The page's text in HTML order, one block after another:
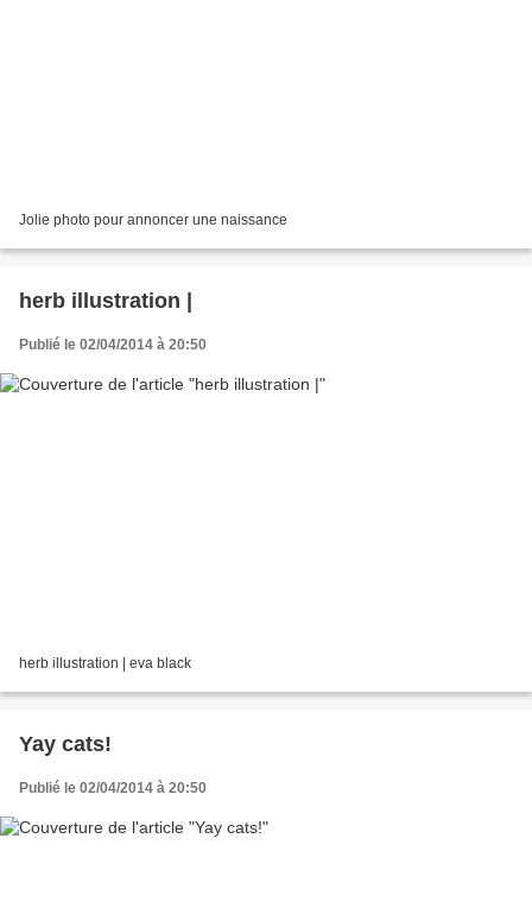
Jolie photo pour annoncer une naissance
herb illustration |
Publié le 02/04/2014 à 20:50
herb illustration | eva black
Yay cats!
Publié le 02/04/2014 à 20:50